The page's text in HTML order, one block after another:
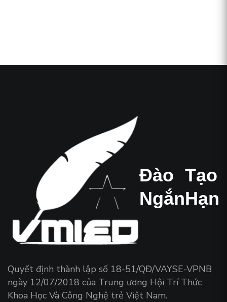
Đào
Ngắn
Tạo
Hạn
Quyết định thành lập số 18-51/QĐ/VAYSE-VPNB
ngày 12/07/2018 của Trung ương Hội Trí Thức
Khoa Học Và Công Nghệ trẻ Việt Nam.